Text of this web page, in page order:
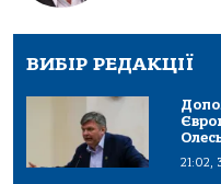
ВИБІР РЕДАКЦІЇ
21:02,